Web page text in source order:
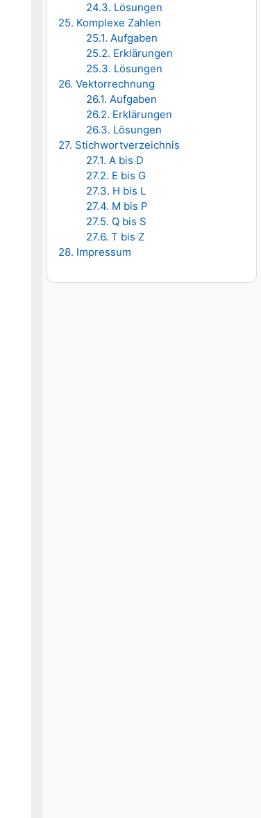
24.3. Lösungen
25. Komplexe Zahlen
25.1. Aufgaben
25.2. Erklärungen
25.3. Lösungen
26. Vektorrechnung
26.1. Aufgaben
26.2. Erklärungen
26.3. Lösungen
27. Stichwortverzeichnis
27.1. A bis D
27.2. E bis G
27.3. H bis L
27.4. M bis P
27.5. Q bis S
27.6. T bis Z
28. Impressum